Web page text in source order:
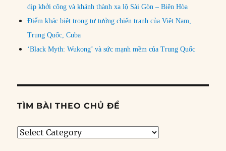
dịp khởi công và khánh thành xa lộ Sài Gòn – Biên Hòa
Điểm khác biệt trong tư tưởng chiến tranh của Việt Nam,
Trung Quốc, Cuba
‘Black Myth: Wukong’ và sức mạnh mềm của Trung Quốc
TÌM BÀI THEO CHỦ ĐỀ
Tìm